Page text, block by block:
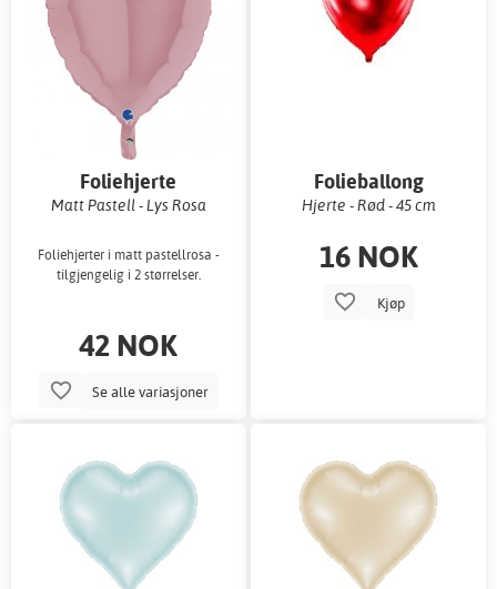
Foliehjerte
Matt Pastell - Lys Rosa
Foliehjerter i matt pastellrosa -
tilgjengelig i 2 størrelser.
42 NOK
Se alle variasjoner
Folieballong
Hjerte - Rød - 45 cm
16 NOK
Kjøp